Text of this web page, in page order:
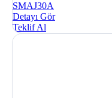
SMAJ30A
Detayı Gör
Teklif Al